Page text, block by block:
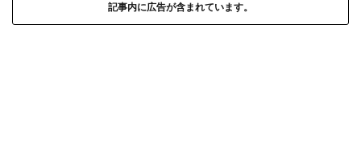
記事内に広告が含まれています。